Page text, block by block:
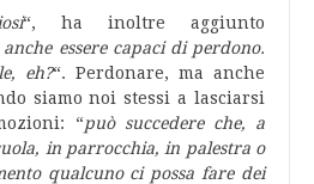
“, ha inoltre aggiunto
essere capaci di perdono.
eh?“. Perdonare, ma anche
siamo noi stessi a lasciarsi
“può succedere che, a
in parrocchia, in palestra o
qualcuno ci possa fare dei